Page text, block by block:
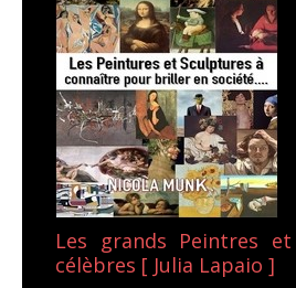
Les grands Peintres
célèbres [ Julia Lapaio ]